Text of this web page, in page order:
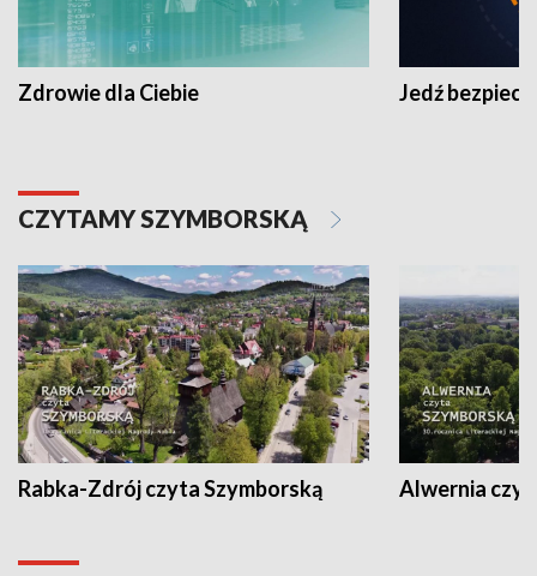
Zdrowie dla Ciebie Jedź
CZYTAMY SZYMBORSKĄ
Rabka-Zdrój czyta Szymborską Alwernia